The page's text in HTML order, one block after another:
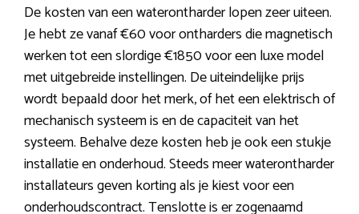
De kosten van een waterontharder lopen zeer uiteen.
Je hebt ze vanaf €60 voor ontharders die magnetisch
werken tot een slordige €1850 voor een luxe model
met uitgebreide instellingen. De uiteindelijke prijs
wordt bepaald door het merk, of het een elektrisch of
mechanisch systeem is en de capaciteit van het
systeem. Behalve deze kosten heb je ook een stukje
installatie en onderhoud. Steeds meer waterontharder
installateurs geven korting als je kiest voor een
onderhoudscontract. Tenslotte is er zogenaamd